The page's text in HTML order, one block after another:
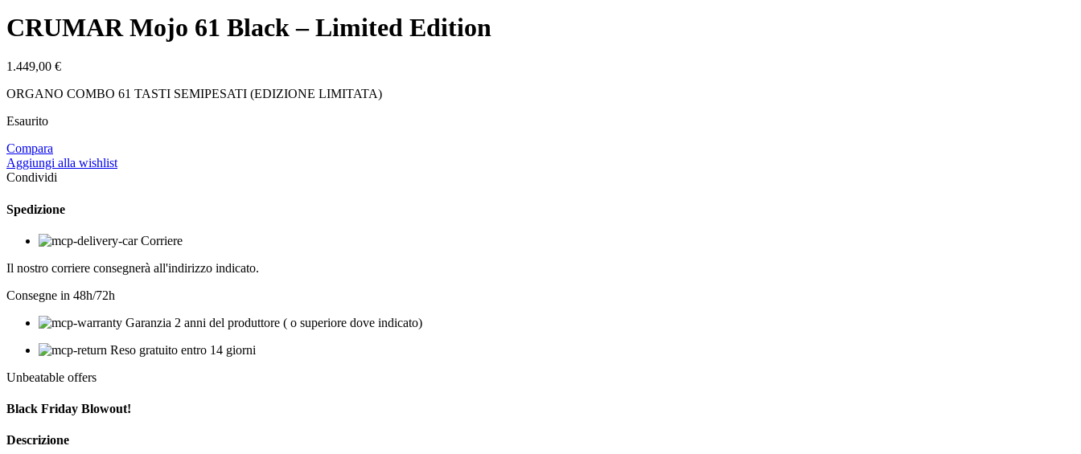
CRUMAR Mojo 61 Black – Limited Edition
1.449,00 €
ORGANO COMBO 61 TASTI SEMIPESATI (EDIZIONE LIMITATA)
Esaurito
Compara
Aggiungi alla wishlist
Condividi
Spedizione
Corriere
Il nostro corriere consegnerà all'indirizzo indicato.
Consegne in 48h/72h
Garanzia 2 anni del produttore ( o superiore dove indicato)
Reso gratuito entro 14 giorni
Unbeatable offers
Black Friday Blowout!
Descrizione